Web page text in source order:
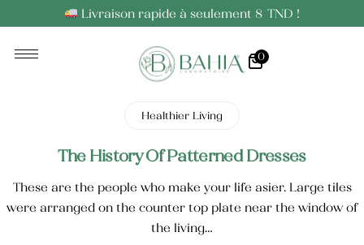
Livraison rapide à seulement 8 TND !
0
Healthier Living
The History Of Patterned Dresses
These are the people who make your life asier. Large tiles
were arranged on the counter top plate near the window of
the living…
Huiles Essentielles